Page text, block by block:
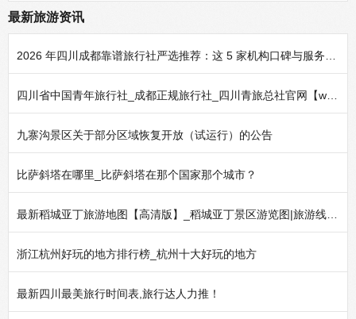
最新旅游资讯
九寨沟景区关于部分区域恢复开放（试运行）的公告
比萨斜塔在哪里_比萨斜塔在那个国家那个城市？
浙江杭州好玩的地方排行榜_杭州十大好玩的地方
最新四川最美旅行时间表,旅行达人力推！